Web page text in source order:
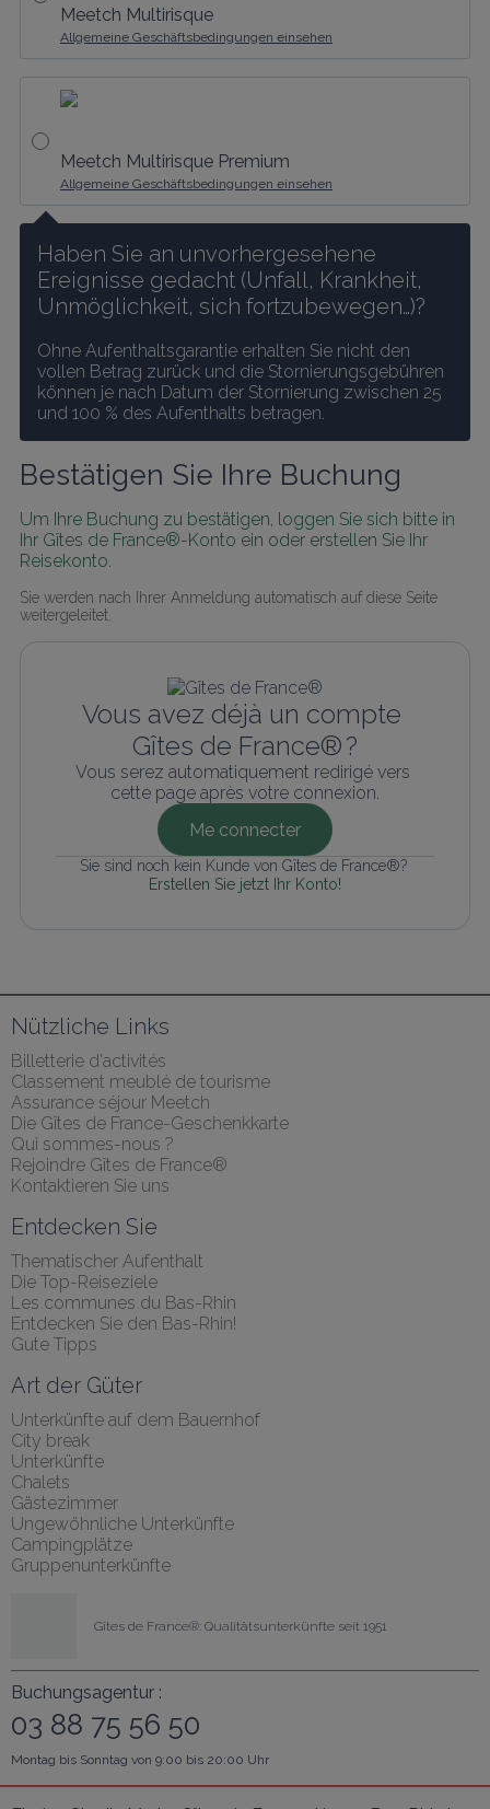
Meetch Multirisque
Allgemeine Geschäftsbedingungen einsehen
Meetch Multirisque Premium
Allgemeine Geschäftsbedingungen einsehen
Haben Sie an unvorhergesehene
Ereignisse gedacht (Unfall, Krankheit,
Unmöglichkeit, sich fortzubewegen…)?
Ohne Aufenthaltsgarantie erhalten Sie nicht den
vollen Betrag zurück und die Stornierungsgebühren
können je nach Datum der Stornierung zwischen 25
und 100 % des Aufenthalts betragen.
Bestätigen Sie Ihre Buchung
Um Ihre Buchung zu bestätigen, loggen Sie sich bitte in
Ihr Gîtes de France®-Konto ein oder erstellen Sie Ihr
Reisekonto.
Sie werden nach Ihrer Anmeldung automatisch auf diese Seite
weitergeleitet.
Vous avez déjà un compte
Gîtes de France® ?
Vous serez automatiquement redirigé vers
cette page après votre connexion.
Me connecter
Sie sind noch kein Kunde von Gîtes de France®?
Erstellen Sie jetzt Ihr Konto!
Nützliche Links
Billetterie d'activités
Classement meublé de tourisme
Assurance séjour Meetch
Die Gîtes de France-Geschenkkarte
Qui sommes-nous ?
Rejoindre Gîtes de France®
Kontaktieren Sie uns
Entdecken Sie
Thematischer Aufenthalt
Die Top-Reiseziele
Les communes du Bas-Rhin
Entdecken Sie den Bas-Rhin!
Gute Tipps
Art der Güter
Unterkünfte auf dem Bauernhof
City break
Unterkünfte
Chalets
Gästezimmer
Ungewöhnliche Unterkünfte
Campingplätze
Gruppenunterkünfte
Gîtes de France®: Qualitätsunterkünfte seit 1951
Buchungsagentur :
03 88 75 56 50
Montag bis Sonntag von 9:00 bis 20:00 Uhr